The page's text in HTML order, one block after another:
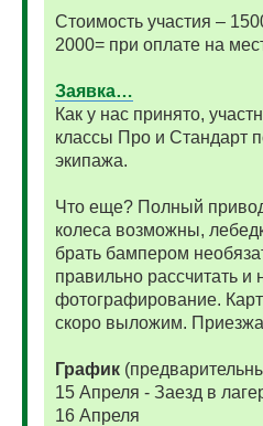
Стоимость участия –
2000= при оплате на
Заявка…
Как у нас принято,
классы Про и Стандарт
экипажа.
Что еще? Полный
колеса возможны,
брать бампером
правильно рассчитать
фотографирование.
скоро выложим.
График
15 Апреля - Заезд в
16 Апреля